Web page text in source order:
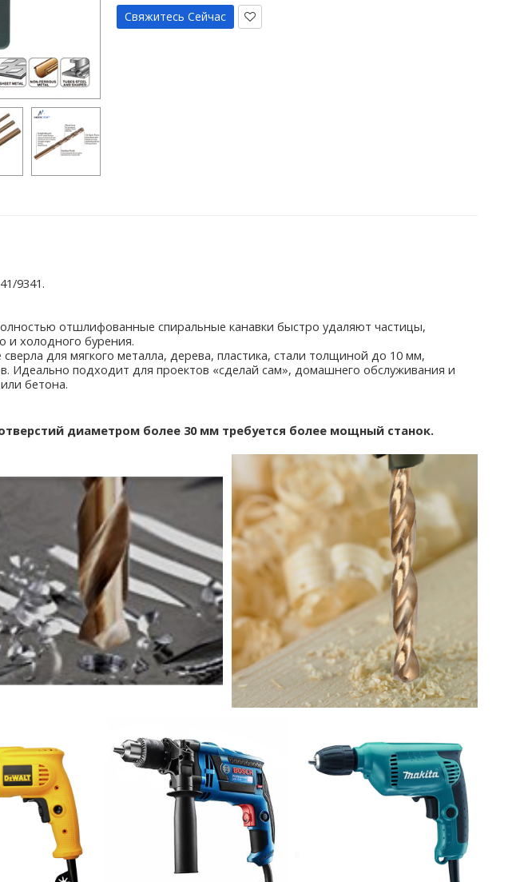
Свяжитесь Сейчас
9341.
отшлифованные спиральные канавки быстро удаляют частицы,
и холодного бурения.
для мягкого металла, дерева, пластика, стали толщиной до 10 мм,
Идеально подходит для проектов «сделай сам», домашнего обслуживания и
бетона.
диаметром более 30 мм требуется более мощный станок.